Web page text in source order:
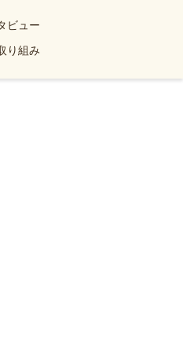
ビュー
り組み